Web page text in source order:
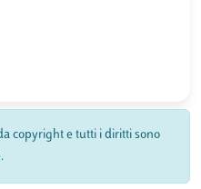
copyright e tutti i diritti sono